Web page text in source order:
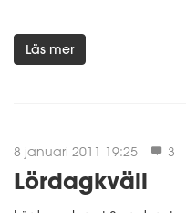
Läs mer
8 januari 2011 19:25 3
Lördagkväll